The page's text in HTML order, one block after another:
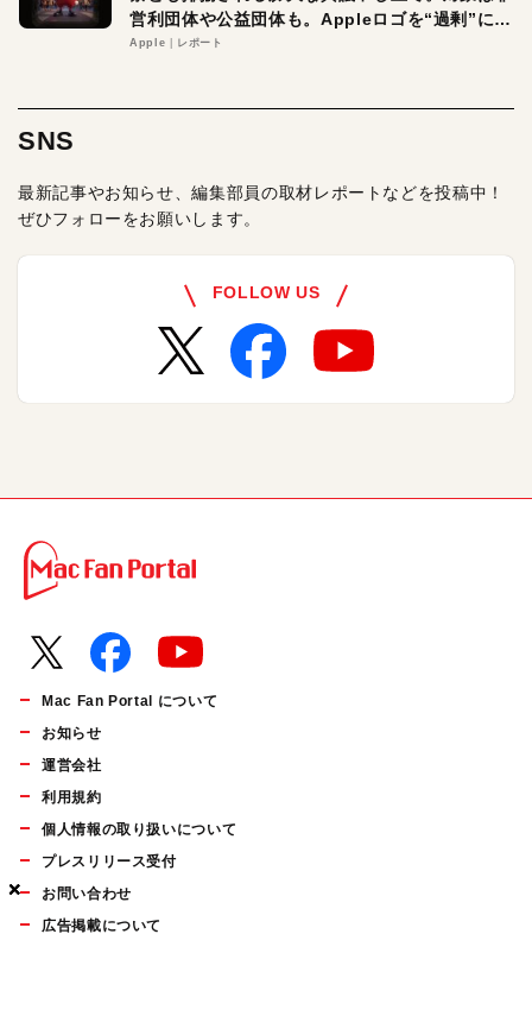
×
×
×
営利団体や公益団体も。Appleロゴを“過剰”に守
る理由とは
Apple レポート
SNS
最新記事やお知らせ、編集部員の取材レポートなどを投稿中！
ぜひフォローをお願いします。
FOLLOW US
Mac Fan Portal について
お知らせ
運営会社
利用規約
個人情報の取り扱いについて
プレスリリース受付
お問い合わせ
広告掲載について